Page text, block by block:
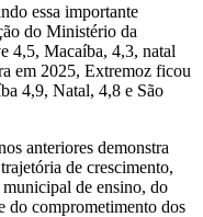
essa importante
do Ministério da
4,5, Macaíba, 4,3, natal
em 2025, Extremoz ficou
4,9, Natal, 4,8 e São
anteriores demonstra
de crescimento,
de ensino, do
do comprometimento dos